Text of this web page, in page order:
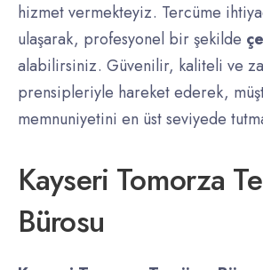
hizmet vermekteyiz. Tercüme
ulaşarak, profesyonel bir şekilde
alabilirsiniz. Güvenilir, kaliteli ve
prensipleriyle hareket ederek,
memnuniyetini en üst seviyede
Kayseri Tomorza
Bürosu